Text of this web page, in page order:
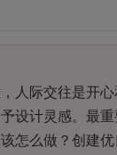
人际交往是开
设计灵感。最
怎么做？创建